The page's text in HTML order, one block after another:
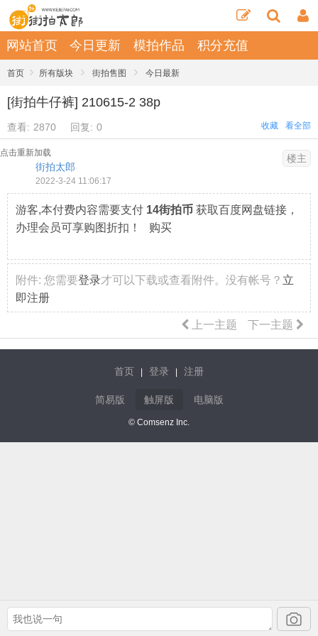
网站首页 今日更新 模拍作品 积分充值
首页 › 所有版块 › 街拍售图 › 今日最新
[街拍牛仔裤] 210615-2 38p
查看: 2870 回复: 0 看全部
收藏
点击重新加载
街拍太郎
2022-3-24 11:06:17
楼主
游客,本付费内容需要支付 14街拍币 获取百度网盘链接，
办理会员可享购图折扣！ 购买
附件: 您需要登录才可以下载或查看附件。没有帐号？ 立
即注册
下一主题
上一主题
首页 登录 注册
简易版 触屏版 电脑版
© Comsenz Inc.